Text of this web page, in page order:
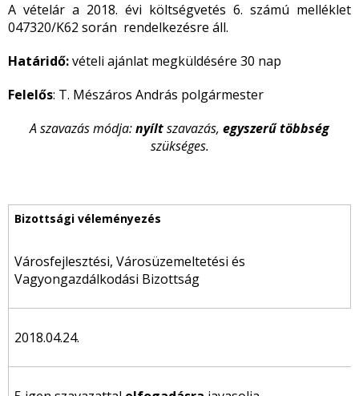
A vételár a 2018. évi költségvetés 6. számú melléklet
047320/K62 során rendelkezésre áll.
Határidő:vételi ajánlat megküldésére 30 nap
Felelős: T. Mészáros András polgármester
A szavazás módja:nyíltszavazás, egyszerű többség
szükséges.
Városfejlesztési, Városüzemeltetési és
Vagyongazdálkodási Bizottság
2018.04.24.